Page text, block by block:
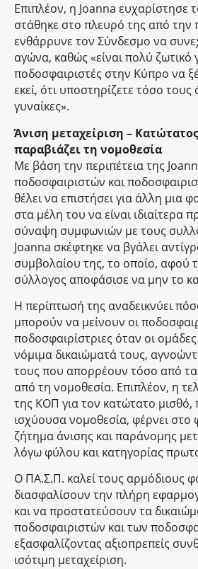
Επιπλέον, η Joanna ευχαρίστησε
στάθηκε στο πλευρό της από την
ενθάρρυνε τον Σύνδεσμο να
αγώνα, καθώς «είναι πολύ ζωτικό
ποδοσφαιριστές στην Κύπρο να
εκεί, ότι υποστηρίζετε τόσο τους
γυναίκες».
Άνιση μεταχείριση –
παραβιάζει τη νομοθεσία
Με βάση την περιπέτεια της
ποδοσφαιριστών και
θέλει να επιστήσει για άλλη μια
στα μέλη του να είναι ιδιαίτερα
σύναψη συμφωνιών με τους
Joanna σκέφτηκε να βγάλει
συμβολαίου της, το οποίο, αφού
σύλλογος αποφάσισε να μην το
Η περίπτωσή της αναδεικνύει
μπορούν να μείνουν οι
ποδοσφαιρίστριες όταν οι
νόμιμα δικαιώματά τους,
τους που απορρέουν τόσο από
από τη νομοθεσία. Επιπλέον, η
της ΚΟΠ για τον κατώτατο μισθό,
ισχύουσα νομοθεσία, φέρνει
ζήτημα άνισης και παράνομης
λόγω φύλου και κατηγορίας
Ο ΠΑ.Σ.Π. καλεί τους αρμόδιους
διασφαλίσουν την πλήρη
και να προστατεύσουν τα
ποδοσφαιριστών και των
εξασφαλίζοντας αξιοπρεπείς
ισότιμη μεταχείριση.